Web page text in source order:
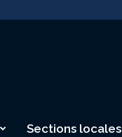
Sections locales